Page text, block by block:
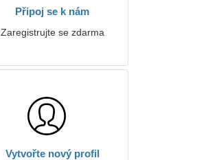
Připoj se k nám
Zaregistrujte se zdarma
Vytvořte nový profil